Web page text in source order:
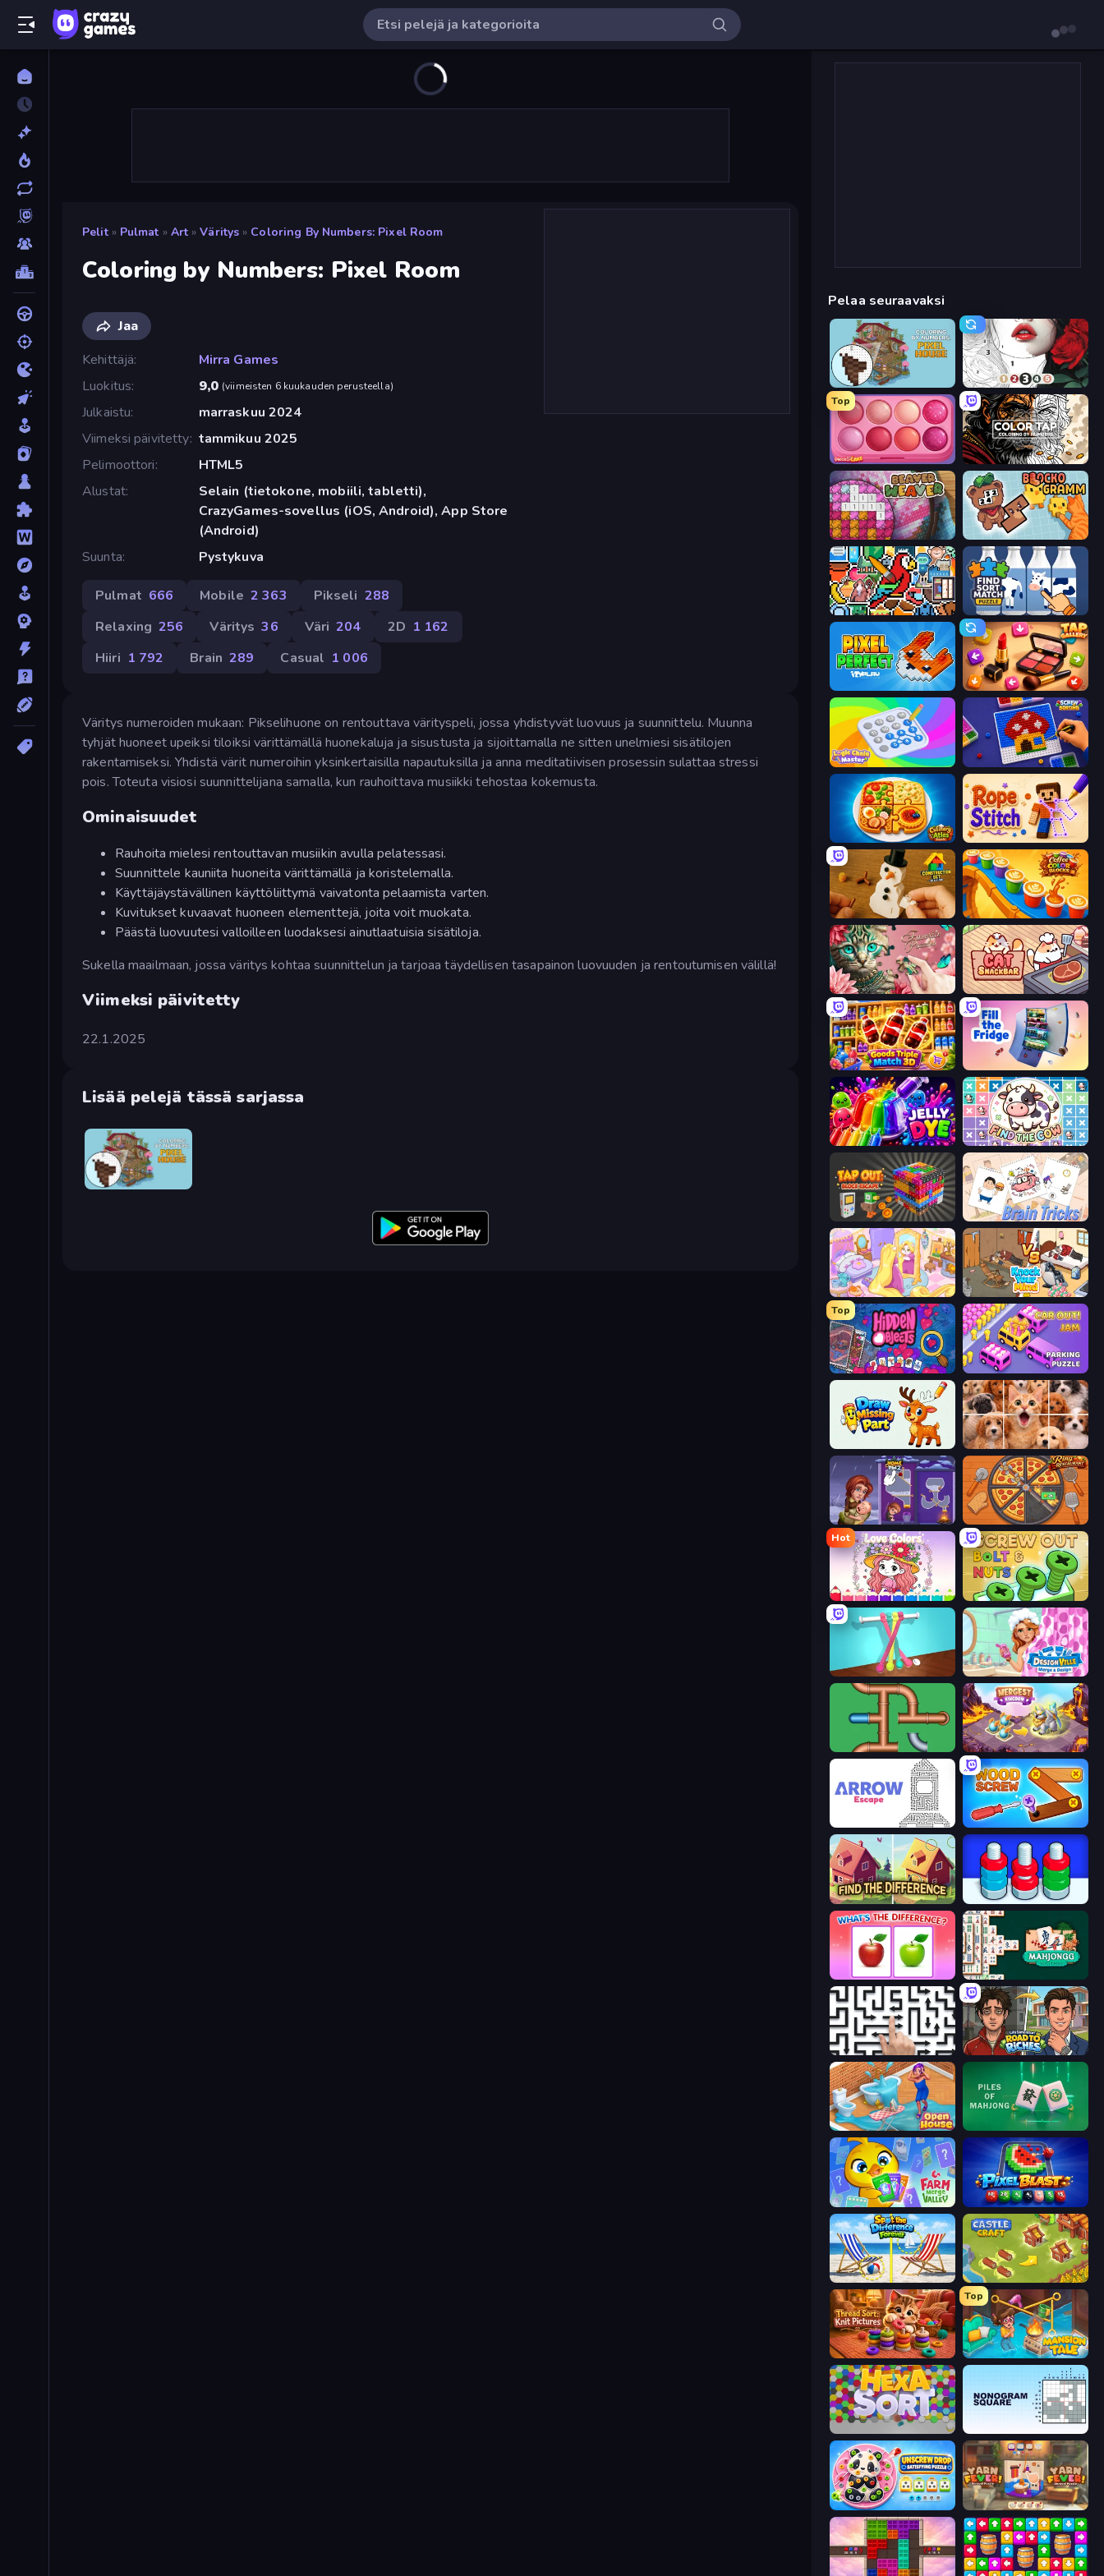
Pelit » Pulmat » Art » Väritys » Coloring By Numbers: Pixel Room
Coloring by Numbers: Pixel Room
Jaa
Kehittäjä
Mirra Games
Luokitus
9,0 (viimeisten 6 kuukauden perusteella)
Julkaistu
marraskuu 2024
Viimeksi päivitetty tammikuu 2025
Pelimoottori
HTML5
Alustat
Selain (tietokone, mobiili, tabletti),
CrazyGames-sovellus (iOS, Android), App Store
(Android)
Suunta
Pystykuva
Pulmat 666 Mobile 2 363 Pikseli 288
Relaxing 256 Väritys 36 Väri 204 2D 1 162
Hiiri 1 792 Brain 289 Casual 1 006
Väritys numeroiden mukaan: Pikselihuone on rentouttava värityspeli, jossa yhdistyvät luovuus ja suunnittelu. Muunna
tyhjät huoneet upeiksi tiloiksi värittämällä huonekaluja ja sisustusta ja sijoittamalla ne sitten unelmiesi sisätilojen
rakentamiseksi. Yhdistä värit numeroihin yksinkertaisilla napautuksilla ja anna meditatiivisen prosessin sulattaa stressi
pois. Toteuta visiosi suunnittelijana samalla, kun rauhoittava musiikki tehostaa kokemusta.
Ominaisuudet
Rauhoita mielesi rentouttavan musiikin avulla pelatessasi.
Suunnittele kauniita huoneita värittämällä ja koristelemalla.
Käyttäjäystävällinen käyttöliittymä vaivatonta pelaamista varten.
Kuvitukset kuvaavat huoneen elementtejä, joita voit muokata.
Päästä luovuutesi valloilleen luodaksesi ainutlaatuisia sisätiloja.
Sukella maailmaan, jossa väritys kohtaa suunnittelun ja tarjoaa täydellisen tasapainon luovuuden ja rentoutumisen välillä!
Viimeksi päivitetty
22.1.2025
Lisää pelejä tässä sarjassa
Pelaa seuraavaksi
Numicolor
Top
Piece of Cake: Merge and Bake Color Tap: Coloring by Numbers
Beaver Weaver Blockogramm
The Frame: Pixel Art Find Sort Match - Puzzle
Tap Gallery
Logic Chain Master Screw Sorting
Culinary Atlas Rope Stitch Puzzle
Construction Set - 3D Builder Coffee Color Blocks
Favorite Puzzles Cat Snack Bar
Goods Triple Match 3D Fill The Fridge
Jelly Dye Find The Cow
Tap Out: Block Escape Brain Tricks: Brain Games
Fairy Room - Decor Game Knock Your Mind
Top
Hidden Objects Car OUT! Jam Parking Puzzle
Draw Missing Part | DOP Puzzle Jigpic Solitaire
Home Pin 2 Ring Restaurant
Hot
Love Colors Screw Out: Bolts and Nuts
Tangle Master Designville: Merge & Design
Plumber Pipe Out Mergest Kingdom
Arrow Escape Wood Screw: Bolts Puzzle
Find The Difference
What's The Difference? Mahjongg Solitaire
Arrow Escape: Puzzle Life Simulator: Road to Riches
Open House Piles of Mahjong
Farm Merge Valley Pixel Blast
Spot the Difference Forever Castle Craft
Thread Sort: Knit Pictures
Top
Mansion Tale: Merge Secrets
Unscrew Drop: Satisfying Puzzle Yarn Fever! Unravel Puzzle